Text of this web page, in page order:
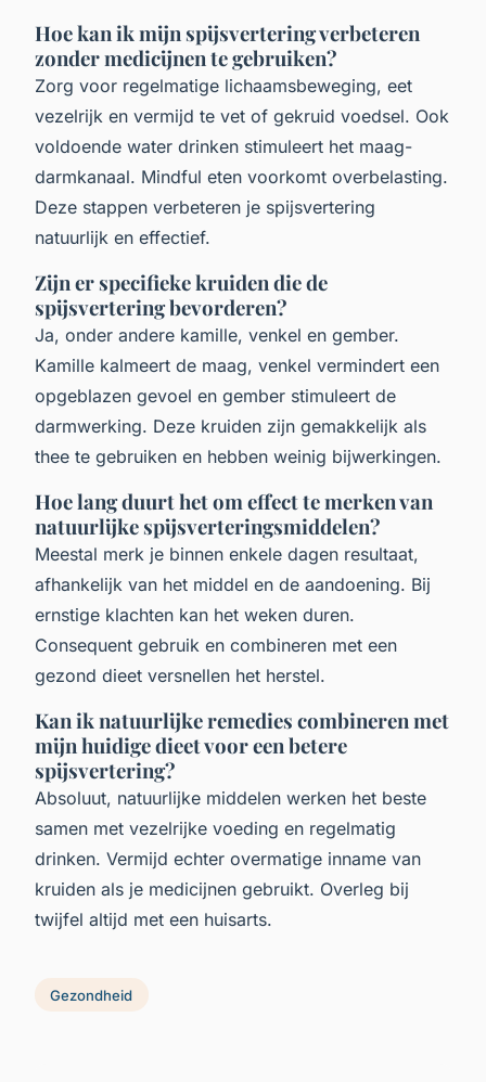
Hoe kan ik mijn spijsvertering verbeteren
zonder medicijnen te gebruiken?
Zorg voor regelmatige lichaamsbeweging, eet
vezelrijk en vermijd te vet of gekruid voedsel. Ook
voldoende water drinken stimuleert het maag-
darmkanaal. Mindful eten voorkomt overbelasting.
Deze stappen verbeteren je spijsvertering
natuurlijk en effectief.
Zijn er specifieke kruiden die de
spijsvertering bevorderen?
Ja, onder andere kamille, venkel en gember.
Kamille kalmeert de maag, venkel vermindert een
opgeblazen gevoel en gember stimuleert de
darmwerking. Deze kruiden zijn gemakkelijk als
thee te gebruiken en hebben weinig bijwerkingen.
Hoe lang duurt het om effect te merken van
natuurlijke spijsverteringsmiddelen?
Meestal merk je binnen enkele dagen resultaat,
afhankelijk van het middel en de aandoening. Bij
ernstige klachten kan het weken duren.
Consequent gebruik en combineren met een
gezond dieet versnellen het herstel.
Kan ik natuurlijke remedies combineren met
mijn huidige dieet voor een betere
spijsvertering?
Absoluut, natuurlijke middelen werken het beste
samen met vezelrijke voeding en regelmatig
drinken. Vermijd echter overmatige inname van
kruiden als je medicijnen gebruikt. Overleg bij
twijfel altijd met een huisarts.
Gezondheid